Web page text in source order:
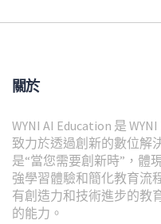
關於
WYNI AI Education 是
致力於透過創新的數位解
是“當您需要創新時”，體
強學習體驗和簡化教育流
有創造力和技術進步的教
的能力。